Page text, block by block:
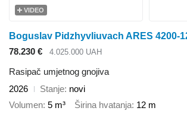
VIDEO
Boguslav Pidzhyvliuvach ARES 4200-
78.230 €
4.025.000 UAH
Rasipač umjetnog gnojiva
2026
Stanje novi
Volumen 5 m³ Širina hvatanja 12 m